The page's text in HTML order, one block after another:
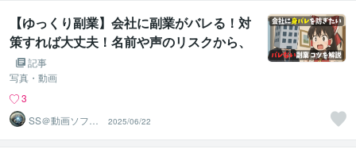
【ゆっくり副業】会社に副業がバレる！対
策すれば大丈夫！名前や声のリスクから、
見落としがちな「住民税対策」までしっか
り解説します！
記事
写真・動画
3
SS＠動画ソフト
ウェアエンジニ
ア
2025/06/22